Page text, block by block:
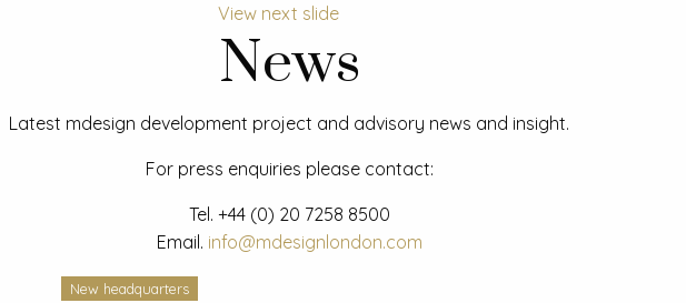
View next slide
News
Latest mdesign development project and advisory news and insight.
For press enquiries please contact:
Tel. +44 (0) 20 7258 8500
Email. info@mdesignlondon.com
New headquarters